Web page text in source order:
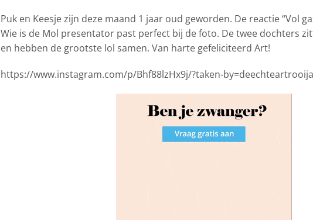
Puk en Keesje zijn deze maand 1 jaar oud geworden. De reactie “Vol
Wie is de Mol presentator past perfect bij de foto. De twee dochters
en hebben de grootste lol samen. Van harte gefeliciteerd Art!
https://www.instagram.com/p/Bhf88lzHx9j/?taken-